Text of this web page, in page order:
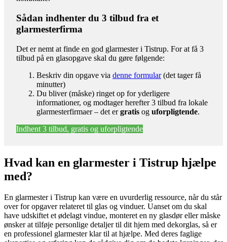
Sådan indhenter du 3 tilbud fra et
glarmesterfirma
Det er nemt at finde en god glarmester i Tistrup. For at få 3
tilbud på en glasopgave skal du gøre følgende:
Beskriv din opgave via denne formular(det tager få
minutter)
Du bliver (måske) ringet op for yderligere
informationer, og modtager herefter 3 tilbud fra lokale
glarmesterfirmaer – det ergratis og uforpligtende.
Indhent 3 tilbud, gratis og uforpligtende
Hvad kan en glarmester i Tistrup hjælpe
med?
En glarmester i Tistrup kan være en uvurderlig ressource, når du står
over for opgaver relateret til glas og vinduer. Uanset om du skal
have udskiftet et ødelagt vindue, monteret en ny glasdør eller måske
ønsker at tilføje personlige detaljer til dit hjem med dekorglas, så er
en professionel glarmester klar til at hjælpe. Med deres faglige